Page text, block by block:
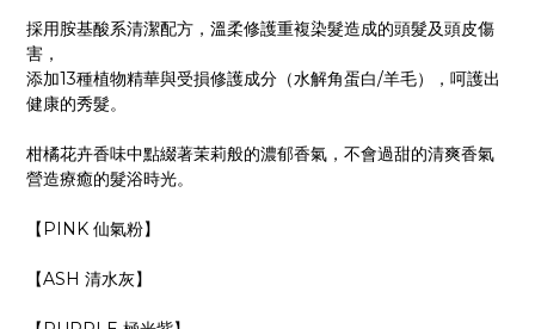
採用胺基酸系清潔配方，溫柔修護重複染髮造成的頭髮及頭皮傷
害，
添加13種植物精華與受損修護成分（水解角蛋白/羊毛），呵護出
健康的秀髮。
柑橘花卉香味中點綴著茉莉般的濃郁香氣，不會過甜的清爽香氣
營造療癒的髮浴時光。
【PINK 仙氣粉】
【ASH 清水灰】